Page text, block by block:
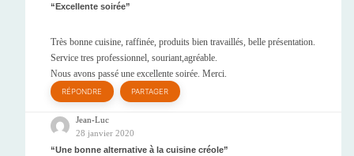
Excellente soirée
Très bonne cuisine, raffinée, produits bien travaillés, belle présentation.
Service tres professionnel, souriant,agréable.
Nous avons passé une excellente soirée. Merci.
RÉPONDRE PARTAGER
Jean-Luc
28 janvier 2020
Une bonne alternative à la cuisine créole